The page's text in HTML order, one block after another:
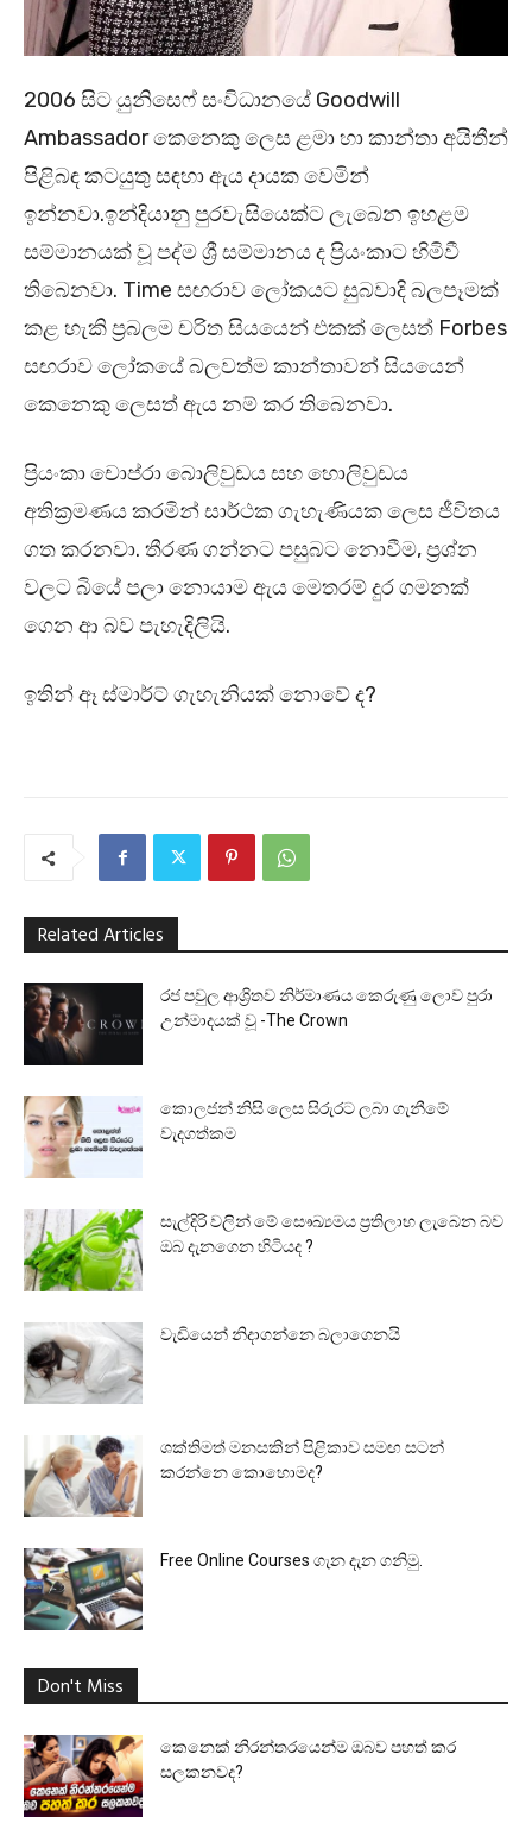
2006 සිට යුනිසෙෆ් සංවිධානයේ Goodwill
Ambassador කෙනෙකු ලෙස ළමා හා කාන්තා අයිතීන්
පිළිබඳ කටයුතු සඳහා ඇය දායක වෙමින්
ඉන්නවා.ඉන්දියානු පුරවැසියෙක්ට ලැබෙන ඉහළම
සම්මානයක් වූ පද්ම ශ්‍රී සම්මානය ද ප්‍රියංකාට හිමිවී
තිබෙනවා. Time සඟරාව ලෝකයට සුබවාදි බලපෑමක්
කළ හැකි ප්‍රබලම චරිත සියයෙන් එකක් ලෙසත් Forbes
සඟරාව ලෝකයේ බලවත්ම කාන්තාවන් සියයෙන්
කෙනෙකු ලෙසත් ඇය නම් කර තිබෙනවා.
ප්‍රියංකා චොප්රා බොලිවුඩය සහ හොලිවුඩය
අතික්‍රමණය කරමින් සාර්ථක ගැහැණියක ලෙස ජීවිතය
ගත කරනවා. තීරණ ගන්නට පසුබට නොවීම, ප්‍රශ්න
වලට බියේ පලා නොයාම ඇය මෙතරම් දුර ගමනක්
ගෙන ආ බව පැහැදිලියි.
ඉතින් ඈ ස්මාර්ට් ගැහැනියක් නොවේ ද?
Related Articles
රජ පවුල ආශ්‍රිතව නිර්මාණය කෙරුණු ලොව පුරා
උන්මාදයක් වූ -The Crown
කොලජන් නිසි ලෙස සිරුරට ලබා ගැනීමේ
වැදගත්කම
සැල්දිරි වලින් මේ සෞඛ්‍යමය ප්‍රතිලාභ ලැබෙන බව
ඔබ දැනගෙන හිටියද ?
වැඩියෙන් නිදාගන්නෙ බලාගෙනයි
ශක්තිමත් මනසකින් පිළිකාව සමඟ සටන්
කරන්නෙ කොහොමද?
Free Online Courses ගැන දැන ගනිමු.
Don't Miss
කෙනෙක් නිරන්තරයෙන්ම ඔබව පහත් කර
සලකනවද?